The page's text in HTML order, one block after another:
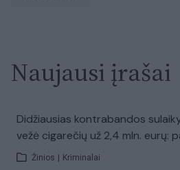
Naujausi įrašai
Didžiausias kontrabandos
vežė cigarečių už 2,4 mln. eurų:
Žinios Kriminalai